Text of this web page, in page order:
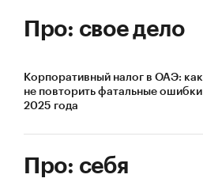
Про: свое дело
Корпоративный налог в ОАЭ: как
не повторить фатальные ошибки
2025 года
Про: себя